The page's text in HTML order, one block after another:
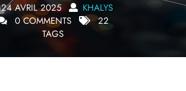
24 AVRIL 2025
KHALYS
0 COMMENTS
22
TAGS